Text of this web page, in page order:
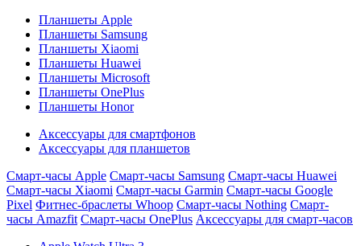
Планшеты Apple
Планшеты Samsung
Планшеты Xiaomi
Планшеты Huawei
Планшеты Microsoft
Планшеты OnePlus
Планшеты Honor
Аксессуары для смартфонов
Аксессуары для планшетов
Смарт-часы Apple Смарт-часы Samsung Смарт-часы Huawei
Смарт-часы Xiaomi Смарт-часы Garmin Смарт-часы Google
Pixel Фитнес-браслеты Whoop Смарт-часы Nothing Смарт-
часы Amazfit Смарт-часы OnePlus Аксессуары для смарт-часов